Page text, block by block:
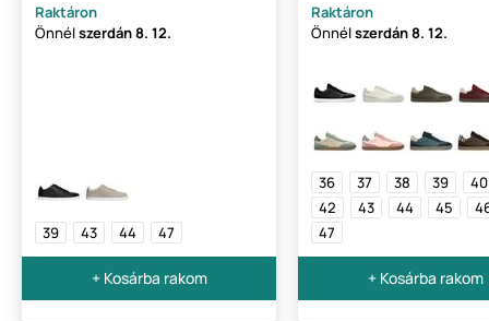
Raktáron
Önnélszerdán8. 12.
39 43 44 47
+ Kosárba rakom
Raktáron
Önnélszerdán8. 12.
36 37 38 39
40
42
43 44 45
47
+ Kosárba rakom